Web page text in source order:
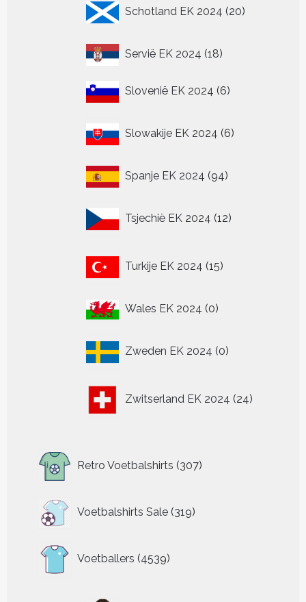
Schotland EK 2024 20
producten
Servië EK 2024 1818
Slovenië EK 2024 66
Slowakije EK 2024 6
producten
Spanje EK 2024 9494
Tsjechië EK 2024 12
producten
Turkije EK 2024 15
producten
Wales EK 2024 00
Zweden EK 2024 0
producten
Zwitserland EK 2024 24
producten
Retro Voetbalshirts 307
producten
Voetbalshirts Sale 319
319
producten
Voetballers 4539
producten